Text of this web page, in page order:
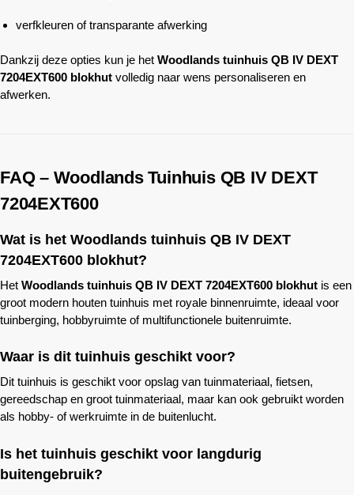
verfkleuren of transparante afwerking
Dankzij deze opties kun je het Woodlands tuinhuis QB IV DEXT
7204EXT600 blokhut volledig naar wens personaliseren en
afwerken.
FAQ – WoodlandsTuinhuis QB IV DEXT
7204EXT600
Wat is het Woodlands tuinhuis QB IV DEXT
7204EXT600 blokhut?
Het Woodlands tuinhuis QB IV DEXT 7204EXT600 blokhut is een
groot modern houten tuinhuis met royale binnenruimte, ideaal voor
tuinberging, hobbyruimte of multifunctionele buitenruimte.
Waar is dit tuinhuis geschikt voor?
Dit tuinhuis is geschikt voor opslag van tuinmateriaal, fietsen,
gereedschap en groot tuinmateriaal, maar kan ook gebruikt worden
als hobby- of werkruimte in de buitenlucht.
Is het tuinhuis geschikt voor langdurig
buitengebruik?